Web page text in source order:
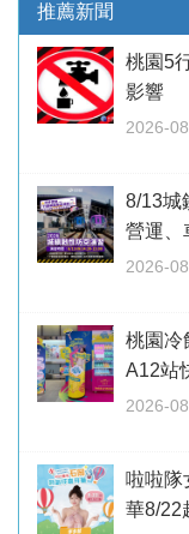
推薦新聞
桃園5
影響
2026-
8/13城
營運、
2026-
桃園冷
A12站
2026-
啦啦
華8/22